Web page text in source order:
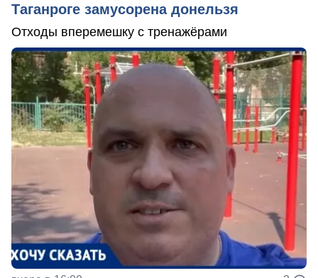
Таганроге замусорена донельзя
Отходы вперемешку с тренажёрами